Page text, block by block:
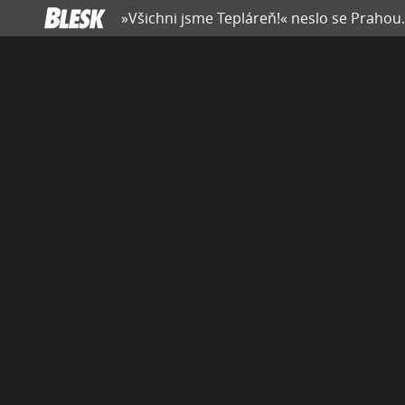
»Všichni jsme Tepláreň!« neslo se